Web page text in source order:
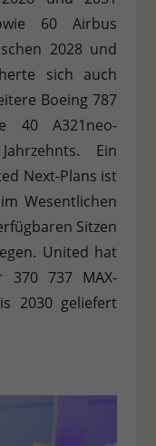
60 Airbus
2028 und
sich auch
Boeing 787
40 A321neo-
Ein
Next-Plans ist
Wesentlichen
Sitzen
United hat
370 737 MAX-
2030 geliefert
Diese Informationen
Website nutzen.
Plattformen werden
Medien akzeptiert
manuellen
Impressum